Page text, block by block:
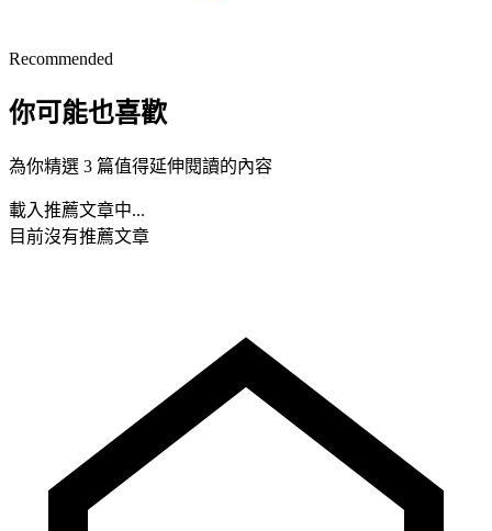
Recommended
你可能也喜歡
為你精選 3 篇值得延伸閱讀的內容
載入推薦文章中...
目前沒有推薦文章